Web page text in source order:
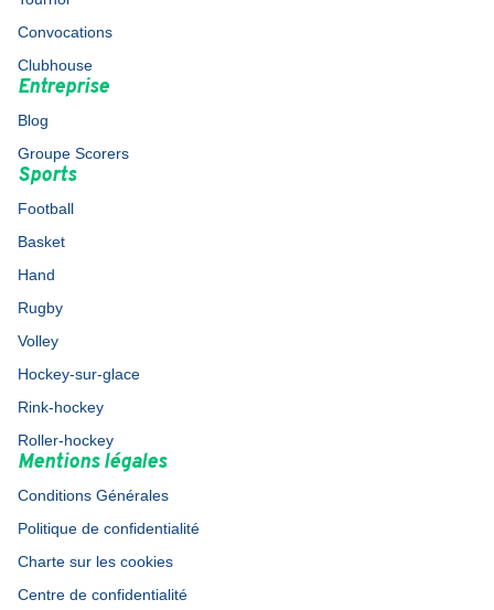
Convocations
Clubhouse
Entreprise
Blog
Groupe Scorers
Sports
Football
Basket
Hand
Rugby
Volley
Hockey-sur-glace
Rink-hockey
Roller-hockey
Mentions légales
Conditions Générales
Politique de confidentialité
Charte sur les cookies
Centre de confidentialité